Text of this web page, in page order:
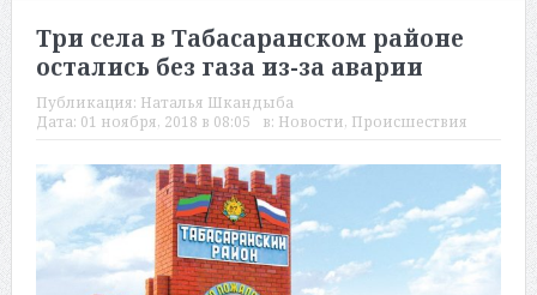
Три села в Табасаранском районе
остались без газа из-за аварии
Публикация: Наталья Шкандыба
Дата: 01 ноября, 2018 в 08:05 в: Новости, Происшествия